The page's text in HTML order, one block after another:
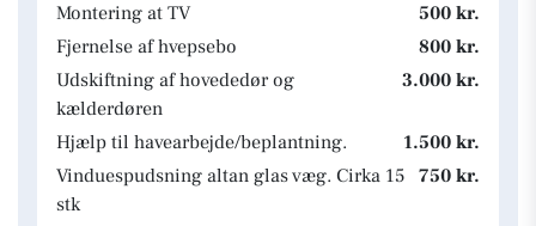
Montering at TV
500 kr.
Fjernelse af hvepsebo
800 kr.
Udskiftning af hovededør og
kælderdøren
3.000 kr.
Hjælp til havearbejde/beplantning.
1.500 kr.
Vinduespudsning altan glas væg. Cirka 15
stk
750 kr.